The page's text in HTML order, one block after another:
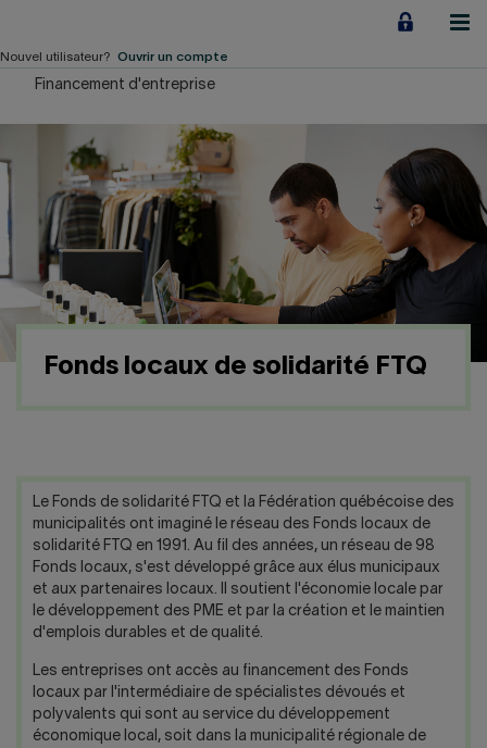
contenu
Employeurs
Financement d'entreprise
Notre Impact
À propos
English
Nouvel utilisateur? Ouvrir un compte
Financement d'entreprise
Fonds locaux de solidarité FTQ
Le Fonds de solidarité FTQ et la Fédération québécoise des
municipalités ont imaginé le réseau des Fonds locaux de
solidarité FTQ en 1991. Au fil des années, un réseau de 98
Fonds locaux, s'est développé grâce aux élus municipaux
et aux partenaires locaux. Il soutient l'économie locale par
le développement des PME et par la création et le maintien
d'emplois durables et de qualité.
Les entreprises ont accès au financement des Fonds
locaux par l'intermédiaire de spécialistes dévoués et
polyvalents qui sont au service du développement
économique local, soit dans la municipalité régionale de